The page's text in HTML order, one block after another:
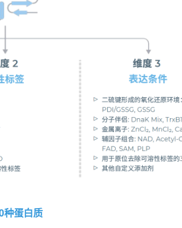
蛋白质